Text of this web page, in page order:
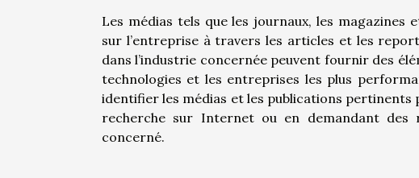
Les médias tels que les journaux, les
sur l’entreprise à travers les articles et les
dans l’industrie concernée peuvent fournir des
technologies et les entreprises les plus
identifier les médias et les publications
recherche sur Internet ou en demandant des
concerné.